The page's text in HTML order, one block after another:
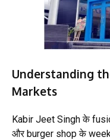
Understanding
Markets
Kabir Jeet Singh के
और burger shop के